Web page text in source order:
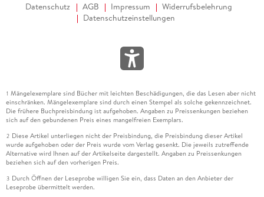
Datenschutz AGB Impressum
Widerrufsbelehrung
Datenschutzeinstellungen
1 Mängelexemplare sind Bücher mit leichten Beschädigungen, die das Lesen aber nicht
einschränken. Mängelexemplare sind durch einen Stempel als solche gekennzeichnet.
Die frühere Buchpreisbindung ist aufgehoben. Angaben zu Preissenkungen beziehen
sich auf den gebundenen Preis eines mangelfreien Exemplars.
2 Diese Artikel unterliegen nicht der Preisbindung, die Preisbindung dieser Artikel
wurde aufgehoben oder der Preis wurde vom Verlag gesenkt. Die jeweils zutreffende
Alternative wird Ihnen auf der Artikelseite dargestellt. Angaben zu Preissenkungen
beziehen sich auf den vorherigen Preis.
3 Durch Öffnen der Leseprobe willigen Sie ein, dass Daten an den Anbieter der
Leseprobe übermittelt werden.